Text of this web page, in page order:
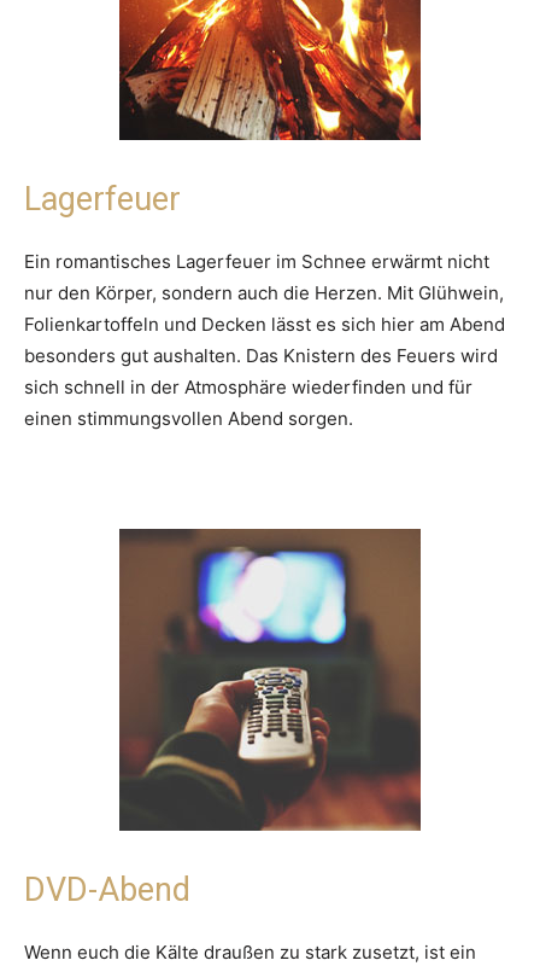
Lagerfeuer
Ein romantisches Lagerfeuer im Schnee erwärmt nicht
nur den Körper, sondern auch die Herzen. Mit Glühwein,
Folienkartoffeln und Decken lässt es sich hier am Abend
besonders gut aushalten. Das Knistern des Feuers wird
sich schnell in der Atmosphäre wiederfinden und für
einen stimmungsvollen Abend sorgen.
DVD-Abend
Wenn euch die Kälte draußen zu stark zusetzt, ist ein